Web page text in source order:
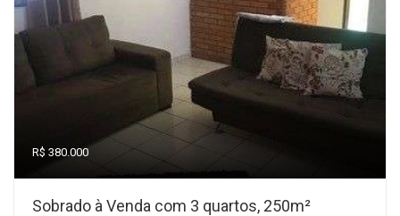
R$ 380.000
Sobrado à Venda com 3 quartos, 250m²